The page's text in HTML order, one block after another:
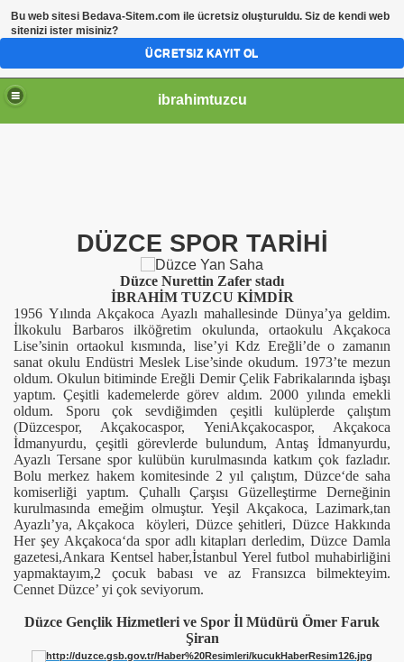
ibrahimtuzcu
DÜZCE SPOR TARİHİ
Düzce Nurettin Zafer stadı
İBRAHİM TUZCU KİMDİR
1956 Yılında Akçakoca Ayazlı mahallesinde Dünya’ya geldim.
İlkokulu Barbaros ilköğretim okulunda, ortaokulu Akçakoca
Lise’sinin ortaokul kısmında, lise’yi Kdz Ereğli’de o zamanın
sanat okulu Endüstri Meslek Lise’sinde okudum. 1973’te mezun
oldum. Okulun bitiminde Ereğli Demir Çelik Fabrikalarında işbaşı
yaptım. Çeşitli kademelerde görev aldım. 2000 yılında emekli
oldum. Sporu çok sevdiğimden çeşitli kulüplerde çalıştım
(Düzcespor, Akçakocaspor, YeniAkçakocaspor, Akçakoca
İdmanyurdu, çeşitli görevlerde bulundum, Antaş İdmanyurdu,
Ayazlı Tersane spor kulübün kurulmasında katkım çok fazladır.
Bolu merkez hakem komitesinde 2 yıl çalıştım, Düzce‘de saha
komiserliği yaptım. Çuhallı Çarşısı Güzelleştirme Derneğinin
kurulmasında emeğim olmuştur. Yeşil Akçakoca, Lazimark,tan
Ayazlı’ya, Akçakoca köyleri, Düzce şehitleri, Düzce Hakkında
Her şey Akçakoca‘da spor adlı kitapları derledim, Düzce Damla
gazetesi,Ankara Kentsel haber,İstanbul Yerel futbol muhabirliğini
yapmaktayım,2 çocuk babası ve az Fransızca bilmekteyim.
Cennet Düzce’ yi çok seviyorum.
Düzce Gençlik Hizmetleri ve Spor İl Müdürü Ömer Faruk
Şiran
Bu web sitesi Bedava-Sitem.com ile ücretsiz oluşturuldu. Siz de kendi web
sitenizi ister misiniz?
ÜCRETSIZ KAYIT OL